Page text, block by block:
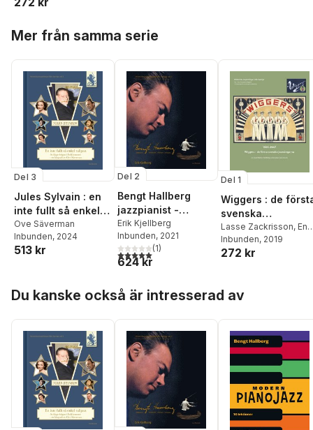
Mer från samma serie
Del 3
Jules Sylvain : en
inte fullt så enkel
tulipan -
Schlagerbögen i
folkhemmet
Ove Säverman
Inbunden, 2024
513 kr
Del 2
Bengt Hallberg
jazzpianist -
kompositör -
arrangör -
pedagog
Erik Kjellberg
Inbunden, 2021
5,0utav 5 stjärnor. Totalt antal röster:
(1)
624 kr
Del 1
Wiggers : de
svenska
jazzsångarna
Lasse Zackrisson,
Merkel Rydberg
Inbunden, 2019
272 kr
Du kanske också är intresserad av